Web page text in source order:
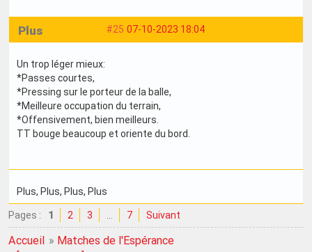
#25 07-10-2023 18:04
Plus
Un trop léger mieux:
*Passes courtes,
*Pressing sur le porteur de la balle,
*Meilleure occupation du terrain,
*Offensivement, bien meilleurs.
TT bouge beaucoup et oriente du bord.
Plus, Plus, Plus, Plus
Pages : 1 2 3 7 Suivant
Accueil » Matches de l'Espérance